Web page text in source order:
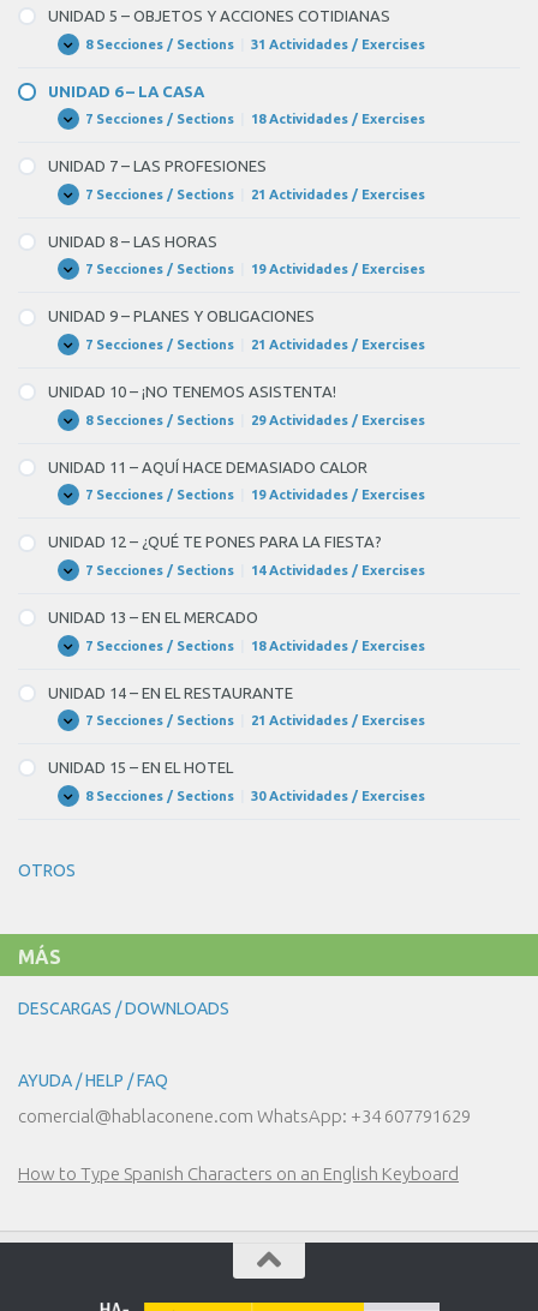
–
LA
FAMILIA
UNIDAD 5 – OBJETOS Y ACCIONES COTIDIANAS
Expandir
UNIDAD
–
OBJETOS
Y
ACCIONES
8 Secciones / Sections 31 Actividades / Exercises
UNIDAD 6 – LA CASA
Expandir
UNIDAD
–
LA
CASA
7 Secciones / Sections 18 Actividades / Exercises
UNIDAD 7 – LAS PROFESIONES
Expandir
UNIDAD
–
LAS
PROFESIONES
7 Secciones / Sections 21 Actividades / Exercises
UNIDAD 8 – LAS HORAS
Expandir
UNIDAD
–
LAS
HORAS
7 Secciones / Sections 19 Actividades / Exercises
UNIDAD 9 – PLANES Y OBLIGACIONES
Expandir
UNIDAD
–
PLANES
Y
OBLIGACIONES
7 Secciones / Sections 21 Actividades / Exercises
UNIDAD 10 – ¡NO TENEMOS ASISTENTA!
Expandir
UNIDAD
–
¡NO
TENEMOS
ASISTENTA!
8 Secciones / Sections 29 Actividades / Exercises
UNIDAD 11 – AQUÍ HACE DEMASIADO CALOR
Expandir
UNIDAD
–
AQUÍ
HACE
DEMASIADO
7 Secciones / Sections 19 Actividades / Exercises
UNIDAD 12 – ¿QUÉ TE PONES PARA LA FIESTA?
Expandir
UNIDAD
–
¿QUÉ
TE
PONES
LA
FIESTA?
7 Secciones / Sections 14 Actividades / Exercises
UNIDAD 13 – EN EL MERCADO
Expandir
UNIDAD
–
EN
EL
MERCADO
7 Secciones / Sections 18 Actividades / Exercises
UNIDAD 14 – EN EL RESTAURANTE
Expandir
UNIDAD
–
EN
EL
RESTAURANTE
7 Secciones / Sections 21 Actividades / Exercises
UNIDAD 15 – EN EL HOTEL
Expandir
UNIDAD
EL
8 Secciones / Sections 30 Actividades / Exercises
OTROS
MÁS
DESCARGAS / DOWNLOADS
AYUDA / HELP / FAQ
comercial@hablaconene.com WhatsApp: +34 607791629
How to Type Spanish Characters on an English Keyboard